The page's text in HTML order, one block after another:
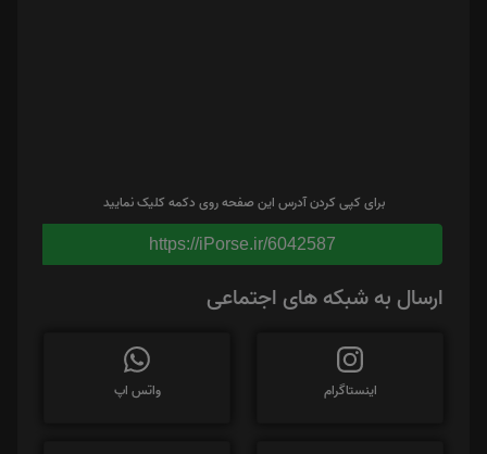
برای کپی کردن آدرس این صفحه روی دکمه کلیک نمایید
https://iPorse.ir/6042587
ارسال به شبکه های اجتماعی
اینستاگرام واتس اپ